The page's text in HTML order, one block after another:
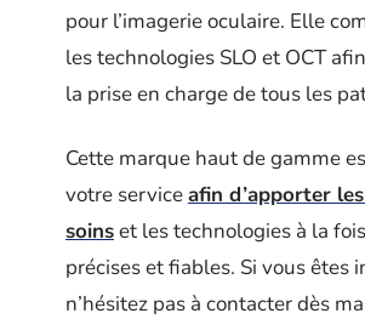
pour l’imagerie oculaire. Elle
les technologies SLO et OCT
la prise en charge de tous les
Cette marque haut de gamme
votre serviceafin d’apporter
soinset les technologies à la
précises et fiables. Si vous êtes
n’hésitez pas à contacter dès